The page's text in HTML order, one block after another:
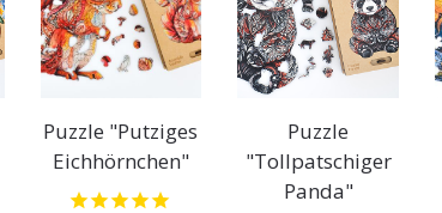
Puzzle "Putziges
Eichhörnchen"
Puzzle
"Tollpatschiger
Panda"